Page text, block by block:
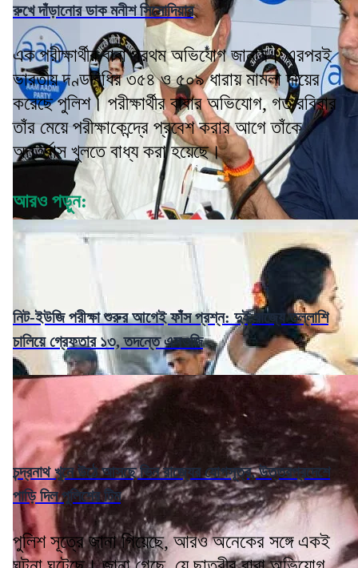
রুখে দাঁড়ানোর ডাক মনীশ সিসোদিয়ার
এক পরীক্ষার্থীর বাবা প্রথম অভিযোগ জানান। এরপরই
ভারতীয় দণ্ডবিধির ৩৫৪ ও ৫০৯ ধারায় মামলা দায়ের
করেছে পুলিশ। পরীক্ষার্থীর বাবার অভিযোগ, গত রবিবার
তাঁর মেয়ে পরীক্ষাকেন্দ্রে প্রবেশ করার আগে তাঁকে
অন্তর্বাস খুলতে বাধ্য করা হয়েছে।
আরও পড়ুন:
নিট-ইউজি পরীক্ষা শুরুর আগেই ফাঁস প্রশ্ন: দুই রাজ্যে তল্লাশি
চালিয়ে গ্রেফতার ১৩, তদন্তে এসওজি
চন্দ্রনাথ খুনে উঠে আসছে ভিন রাজ্যের যোগসূত্র, উত্তরপ্রদেশে
পাড়ি দিল পুলিশের টিম
পুলিশ সূত্রে জানা গিয়েছে, আরও অনেকের সঙ্গে একই